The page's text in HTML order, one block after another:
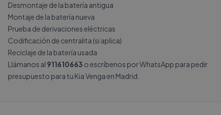
Desmontaje de la batería antigua
Montaje de la batería nueva
Prueba de derivaciones eléctricas
Codificación de centralita (si aplica)
Reciclaje de la batería usada
Llámanos al 911610663 o escríbenos porWhatsApp para pedir
presupuesto para tu Kia Venga en Madrid.